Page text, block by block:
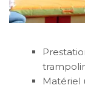
Matériel